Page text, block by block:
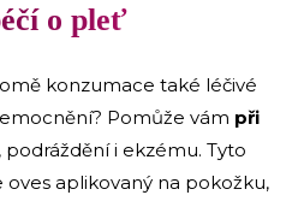
o pleť
konzumace také léčivé
Pomůže vám při
podráždění i ekzému. Tyto
aplikovaný na pokožku,